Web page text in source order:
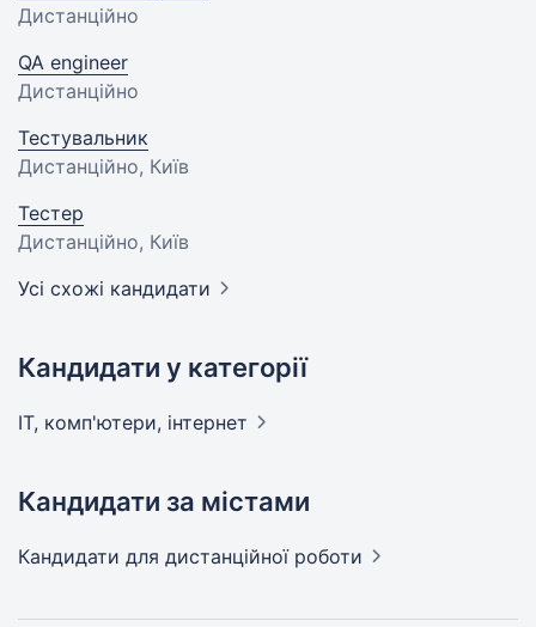
Дистанційно
QA engineer
Дистанційно
Тестувальник
Дистанційно, Київ
Тестер
Дистанційно, Київ
Усі схожі кандидати
Кандидати у категорії
IT, комп'ютери, інтернет
Кандидати за містами
Кандидати для дистанційної роботи